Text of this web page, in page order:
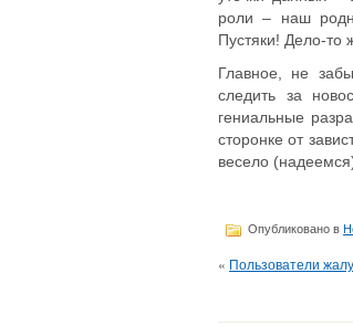
роли – наш
Пустяки! Дело-то
Главное, не
следить за
гениальные
сторонке от
весело
Опубликовано в
« Пользователи